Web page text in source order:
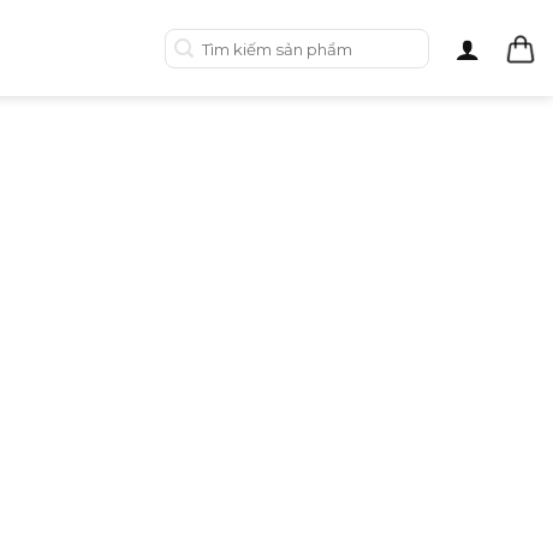
Tìm
kiếm: